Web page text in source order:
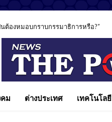
งหมอบกราบกรรมาธิการหรือ?”
ห้ข้อเท็จจริงเป็นตัวตัดสิน
ม ต่างประเทศ เทคโนโลยี